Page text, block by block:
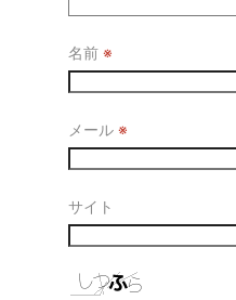
名前 ※
メール ※
サイト